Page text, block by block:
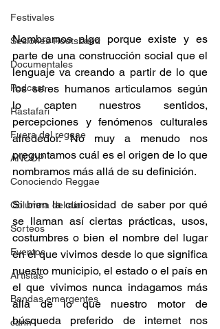
Festivales
Sesiones RootsLand
Documentales
Podcast
Rastafari
Fuera del reggae
ANCOP
Conociendo Reggae
Columna del día
Sorteos
Eventos
Artistas
Bandas emergentes
cann
Nombramos algo porque existe y es
parte de una construcción social que el
lenguaje va creando a partir de lo que
los seres humanos articulamos según
lo capten nuestros sentidos,
percepciones y fenómenos culturales
alrededor. No muy a menudo nos
preguntamos cuál es el origen de lo que
nombramos más allá de su definición.
Si bien la curiosidad de saber por qué
se llaman así ciertas prácticas, usos,
costumbres o bien el nombre del lugar
en el que vivimos desde lo que significa
nuestro municipio, el estado o el país en
el que vivimos nunca indagamos más
allá de lo que nuestro motor de
búsqueda preferido de internet nos